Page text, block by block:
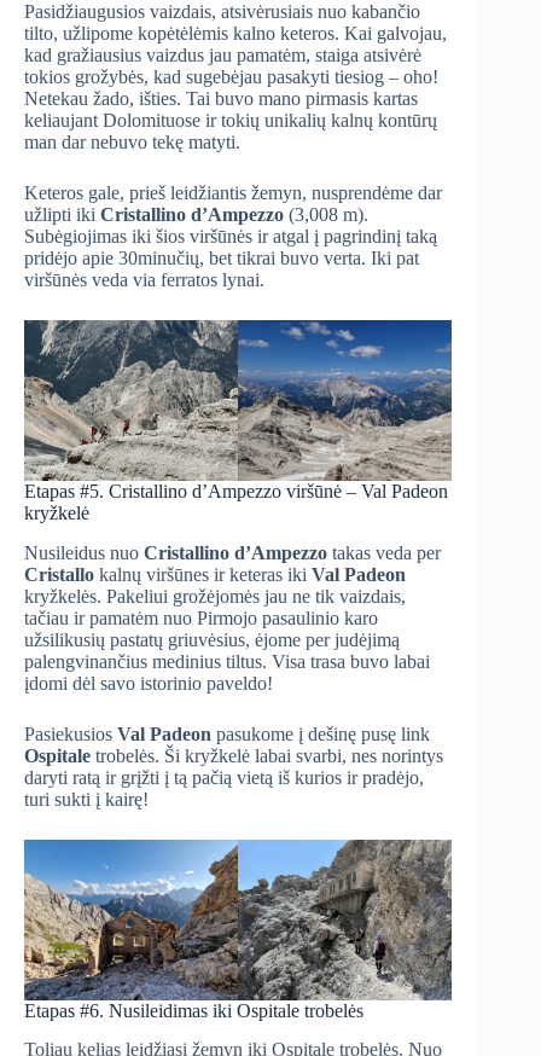
Pasidžiaugusios vaizdais, atsivėrusiais nuo kabančio
tilto, užlipome kopėtėlėmis kalno keteros. Kai galvojau,
kad gražiausius vaizdus jau pamatėm, staiga atsivėrė
tokios grožybės, kad sugebėjau pasakyti tiesiog – oho!
Netekau žado, išties. Tai buvo mano pirmasis kartas
keliaujant Dolomituose ir tokių unikalių kalnų kontūrų
man dar nebuvo tekę matyti.
Keteros gale, prieš leidžiantis žemyn, nusprendėme dar
užlipti iki Cristallino d’Ampezzo (3,008 m).
Subėgiojimas iki šios viršūnės ir atgal į pagrindinį taką
pridėjo apie 30minučių, bet tikrai buvo verta. Iki pat
viršūnės veda via ferratos lynai.
Etapas #5. Cristallino d’Ampezzo viršūnė – Val Padeon
kryžkelė
Nusileidus nuo Cristallino d’Ampezzo takas veda per
Cristallo kalnų viršūnes ir keteras iki Val Padeon
kryžkelės. Pakeliui grožėjomės jau ne tik vaizdais,
tačiau ir pamatėm nuo Pirmojo pasaulinio karo
užsilikusių pastatų griuvėsius, ėjome per judėjimą
palengvinančius medinius tiltus. Visa trasa buvo labai
įdomi dėl savo istorinio paveldo!
Pasiekusios Val Padeon pasukome į dešinę pusę link
Ospitale trobelės. Ši kryžkelė labai svarbi, nes norintys
daryti ratą ir grįžti į tą pačią vietą iš kurios ir pradėjo,
turi sukti į kairę!
Etapas #6. Nusileidimas iki Ospitale trobelės
Toliau kelias leidžiasi žemyn iki Ospitale trobelės. Nuo